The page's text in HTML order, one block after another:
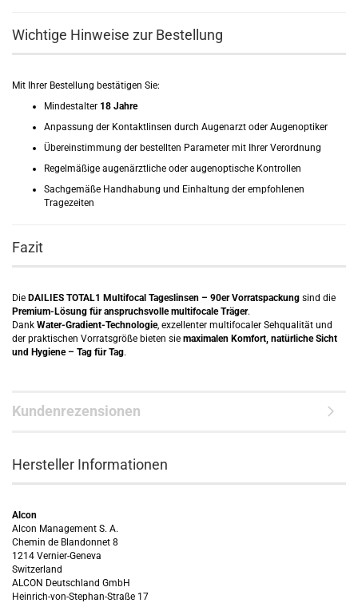
Wichtige Hinweise zur Bestellung
Mit Ihrer Bestellung bestätigen Sie:
Mindestalter 18 Jahre
Anpassung der Kontaktlinsen durch Augenarzt oder Augenoptiker
Übereinstimmung der bestellten Parameter mit Ihrer Verordnung
Regelmäßige augenärztliche oder augenoptische Kontrollen
Sachgemäße Handhabung und Einhaltung der empfohlenen
Tragezeiten
Fazit
Die DAILIES TOTAL1 Multifocal Tageslinsen – 90er Vorratspackung sind die
Premium-Lösung für anspruchsvolle multifocale Träger.
Dank Water-Gradient-Technologie, exzellenter multifocaler Sehqualität und
der praktischen Vorratsgröße bieten sie maximalen Komfort, natürliche Sicht
und Hygiene – Tag für Tag.
Kundenrezensionen
Hersteller Informationen
Alcon
Alcon Management S. A.
Chemin de Blandonnet 8
1214 Vernier-Geneva
Switzerland
ALCON Deutschland GmbH
Heinrich-von-Stephan-Straße 17